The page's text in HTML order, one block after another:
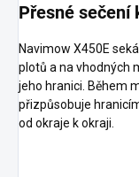
Přesné sečení
Navimow X450E seká
plotů a na vhodných
jeho hranici. Během
přizpůsobuje
od okraje k okraji.